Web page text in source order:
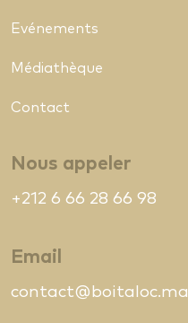
Evénements
Médiathèque
Contact
Nous appeler
+212 6 66 28 66 98
Email
contact@boitaloc.ma